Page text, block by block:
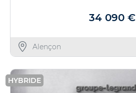
34 090 €
Alençon
HYBRIDE